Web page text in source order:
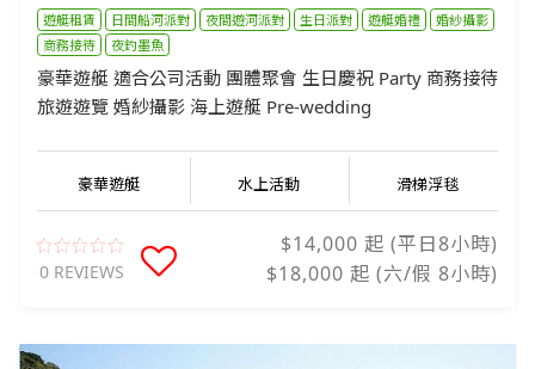
遊艇租賃 日間船河派對 夜間遊河派對 生日派對 遊艇婚禮
婚紗攝影
商務接待
夜釣墨魚
豪華遊艇 適合公司活動 團體聚會 生日慶祝 Party 商務接待
旅遊遊覽 婚紗攝影 海上遊艇 Pre-wedding
豪華遊艇 水上活動 滑梯浮毯
0 REVIEWS
$14,000 起 (平日8小時)
$18,000 起 (六/假 8小時)